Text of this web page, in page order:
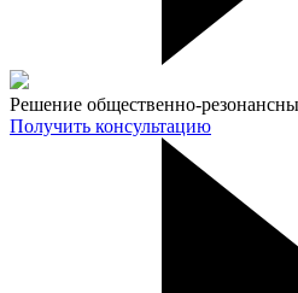
Решение общественно-
Получить консультацию